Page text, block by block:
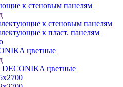
к стеновым панелям
к стеновым панелям
к пласт. панелям
цветные
DECONIKA цветные